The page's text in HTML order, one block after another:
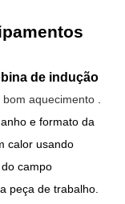
de indução
aquecimento
e formato da
calor usando
campo
peça de trabalho.